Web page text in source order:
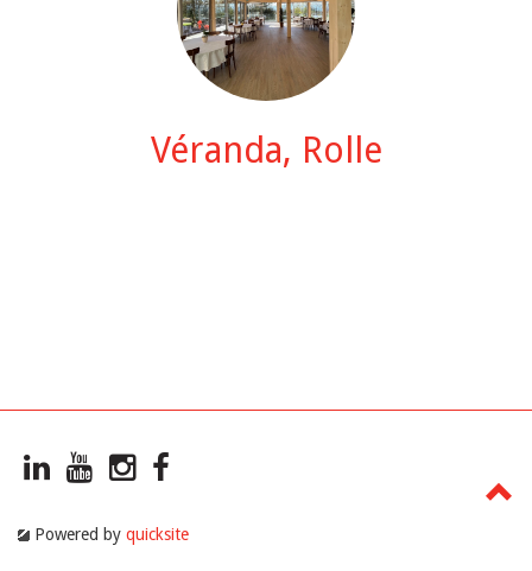
Véranda, Rolle
Powered by quicksite